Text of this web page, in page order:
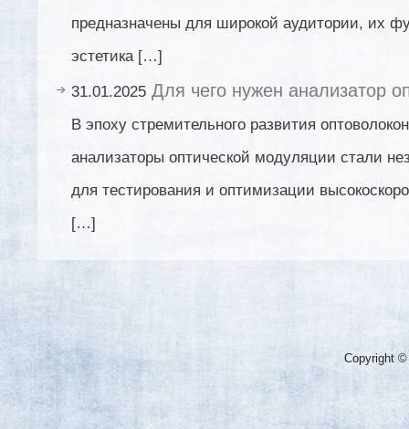
предназначены для широкой аудитории, их
эстетика […]
31.01.2025 Для чего нужен анализатор
В эпоху стремительного развития
анализаторы оптической модуляции стали
для тестирования и оптимизации
[…]
Copyright ©